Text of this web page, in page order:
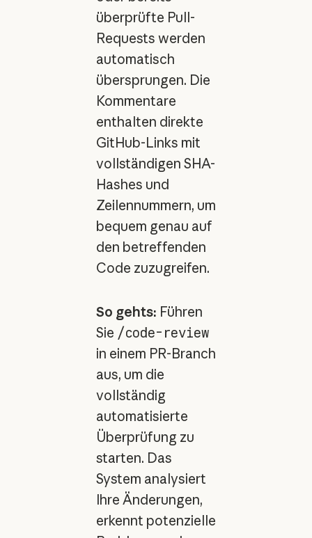
überprüfte Pull-
Requests werden
automatisch
übersprungen. Die
Kommentare
enthalten direkte
GitHub-Links mit
vollständigen SHA-
Hashes und
Zeilennummern, um
bequem genau auf
den betreffenden
Code zuzugreifen.
So gehts: Führen
Sie /code-review
in einem PR-Branch
aus, um die
vollständig
automatisierte
Überprüfung zu
starten. Das
System analysiert
Ihre Änderungen,
erkennt potenzielle